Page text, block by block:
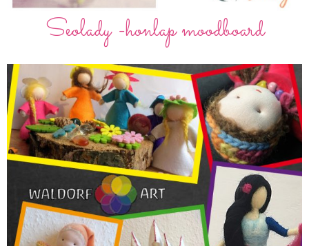
Seolady -honlap moodboard